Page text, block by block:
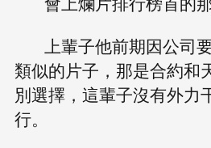
上輩子他前期因公司
類似的片子，那是合約和
別選擇，這輩子沒有外力
行。